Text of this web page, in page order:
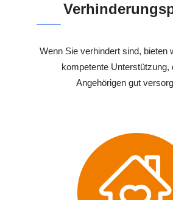
Wenn Sie verhindert sind, bieten
kompetente Unterstützung,
Angehörigen gut